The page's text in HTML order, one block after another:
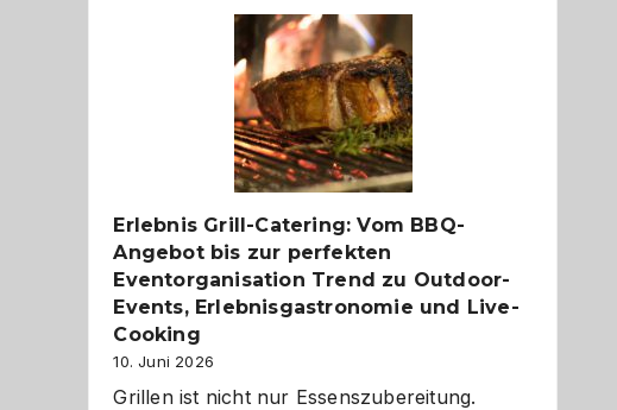
–
die
Gelegenheit,
neue
Reiseziele
zu
entdecken
Erlebnis Grill-Catering: Vom BBQ-
Angebot bis zur perfekten
Eventorganisation Trend zu Outdoor-
Events, Erlebnisgastronomie und Live-
Cooking
10. Juni 2026
Grillen ist nicht nur Essenszubereitung.